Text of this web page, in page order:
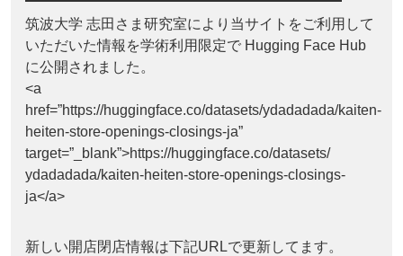
筑波大学 志田さま研究室により当サイトをご利用して
いただいた情報を学術利用限定で Hugging Face Hub
に公開されました。
<a
href=”https://huggingface.co/datasets/ydadadada/kaiten-
heiten-store-openings-closings-ja”
target=”_blank”>https://huggingface.co/datasets/
ydadadada/kaiten-heiten-store-openings-closings-
ja</a>
新しい開店閉店情報は下記URLで更新してます。